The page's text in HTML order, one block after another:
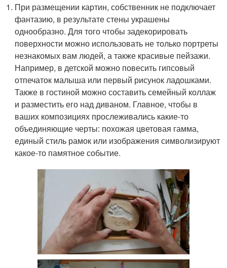
При размещении картин, собственник не подключает
фантазию, в результате стены украшены
однообразно. Для того чтобы задекорировать
поверхности можно использовать не только портреты
незнакомых вам людей, а также красивые пейзажи.
Например, в детской можно повесить гипсовый
отпечаток малыша или первый рисунок ладошками.
Также в гостиной можно составить семейный коллаж
и разместить его над диваном. Главное, чтобы в
ваших композициях прослеживались какие-то
объединяющие черты: похожая цветовая гамма,
единый стиль рамок или изображения символизируют
какое-то памятное событие.